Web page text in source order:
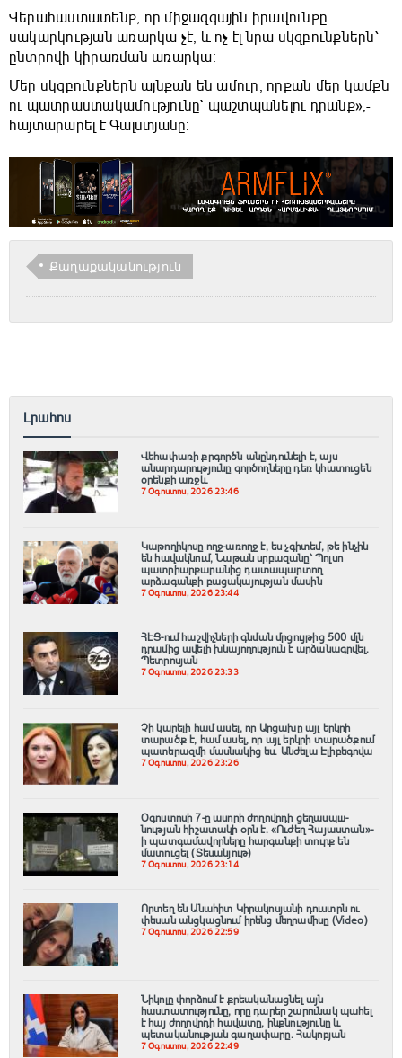
Վերահաստատենք, որ միջազգային իրավունքը
սակարկության առարկա չէ, և ոչ էլ նրա սկզբունքներն՝
ընտրովի կիրառման առարկա։
Մեր սկզբունքներն այնքան են ամուր, որքան մեր կամքն
ու պատրաստակամությունը՝ պաշտպանելու դրանք»,-
հայտարարել է Գալստյանը։
Քաղաքականություն
Լրահոս
Վեհափառի քրգործն անընդունելի է, այս
անարդարությունը գործողները դեռ կհատուցեն
օրենքի առջև
7 Օգոստոս, 2026 23:46
Կաթողիկոսը ողջ-առողջ է, ես չգիտեմ, թե ինչին
են հավակնում, Նաթան սրբազանը՝ Պոլսո
պատրիարքարանից դատապարտող
արձագանքի բացակայության մասին
7 Օգոստոս, 2026 23:44
ՀԷՑ-ում հաշվիչների գնման մրցույթից 500 մլն
դրամից ավելի խնայողություն է արձանագրվել.
Պետրոսյան
7 Օգոստոս, 2026 23:33
Չի կարելի համ ասել, որ Արցախը այլ երկրի
տարածք է, համ ասել, որ այլ երկրի տարածքում
պատերազմի մասնակից ես. Անժելա Էլիբեգովա
7 Օգոստոս, 2026 23:26
Օգոստոսի 7-ը ասորի ժողովրդի ցեղասպш-
նության հիշատակի օրն է․ «Ուժեղ Հայաստան»-
ի պատգամավորները հարգանքի տուրք են
մատուցել (Տեսանյութ)
7 Օգոստոս, 2026 23:14
Որտեղ են Անահիտ Կիրակոսյանի դուստրն ու
փեսան անցկացնում իրենց մեղրամիսը (Video)
7 Օգոստոս, 2026 22:59
Նիկոլը փորձում է քրեականացնել այն
հաստատությունը, որը դարեր շարունակ պահել
է հայ ժողովրդի հավատը, ինքնությունը և
պետականության գաղափարը. Հակոբյան
7 Օգոստոս, 2026 22:49